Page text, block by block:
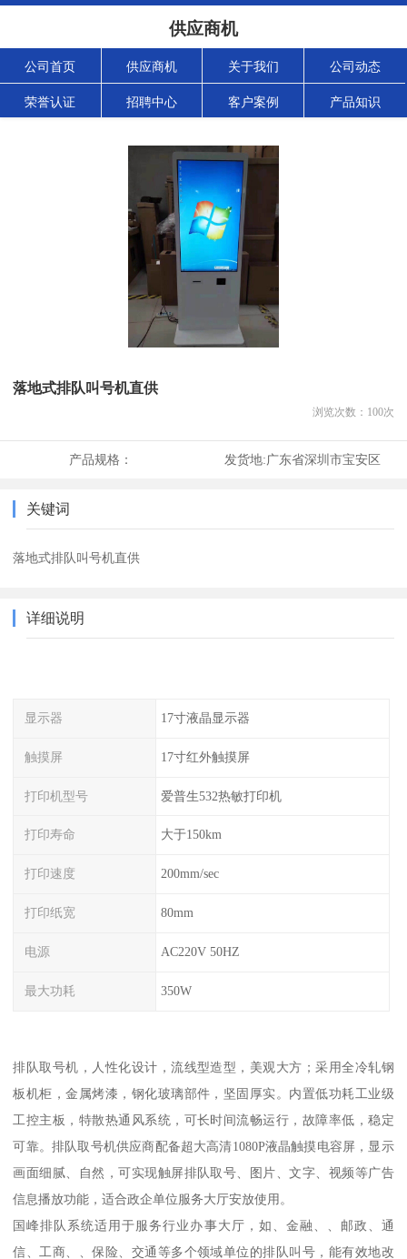
供应商机
公司首页 供应商机 关于我们 公司动态
荣誉认证 招聘中心 客户案例 产品知识
落地式排队叫号机直供
浏览次数： 100次
产品规格： 发货地:广东省深圳市宝安区
关键词
落地式排队叫号机直供
详细说明
显示器 17寸液晶显示器
触摸屏 17寸红外触摸屏
打印机型号 爱普生532热敏打印机
打印寿命 大于150km
打印速度 200mm/sec
打印纸宽 80mm
电源 AC220V 50HZ
最大功耗 350W
排队取号机，人性化设计，流线型造型，美观大方；采用全冷轧钢
板机柜，金属烤漆，钢化玻璃部件，坚固厚实。内置低功耗工业级
工控主板，特散热通风系统，可长时间流畅运行，故障率低，稳定
可靠。排队取号机供应商配备超大高清1080P液晶触摸电容屏，显示
画面细腻、自然，可实现触屏排队取号、图片、文字、视频等广告
信息播放功能，适合政企单位服务大厅安放使用。
国峰排队系统适用于服务行业办事大厅，如、金融、、邮政、通
信、工商、、保险、交通等多个领域单位的排队叫号，能有效地改